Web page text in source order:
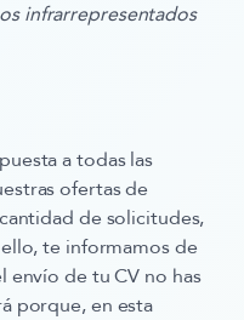
infrarrepresentados
a todas las
ofertas de
de solicitudes,
te informamos de
envío de tu CV no has
porque, en esta